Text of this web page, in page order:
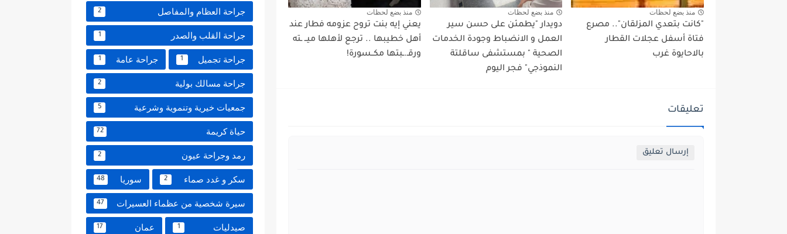
منذ بضع لحظات
"كانت بتعدي المزلقان".. مصرع
فتاة أسفل عجلات القطار
بالاحايوة غرب
منذ بضع لحظات
دويدار "يطمئن على حسن سير
العمل و الانضباط وجودة الخدمات
الصحية " بمستشفى ساقلتة
النموذجي" فجر اليوم
منذ بضع لحظات
يعني إيه بنت تروح عزومه فطار عند
أهل خطيبها .. ترجع لأهلها ميــ ـته
ورقـ.ـبتها مكــسورة!
تعليقات
إرسال تعليق
جراحة العظام والمفاصل 2
جراحة القلب والصدر 1
جراحة تجميل 1 جراحة عامة 1
جراحة مسالك بولية 2
جمعيات خيرية وتنموية وشرعية 5
حياة كريمة 72
رمد وجراحة عيون 2
سكر و غدد صماء 2 سوريا 48
سيرة شخصية من عظماء العسيرات 47
صيدليات 1 عمان 17